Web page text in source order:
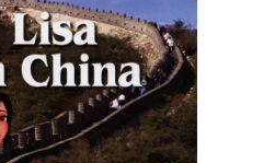
może zostać usunięta z